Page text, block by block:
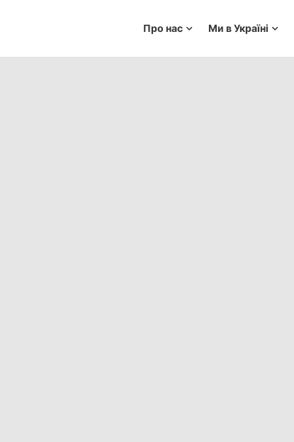
Про нас Ми в Україні